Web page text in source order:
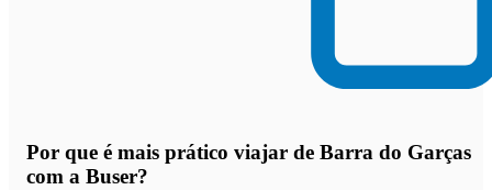
Por que é mais prático viajar de Barra do Garças
com a Buser?